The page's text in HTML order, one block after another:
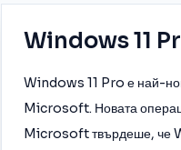
Windows 11
Windows 11 Pro е най-
Microsoft. Новата
Microsoft твърдеше, че